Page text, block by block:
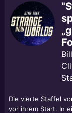
Die vierte Staffel
vor ihrem Start. In